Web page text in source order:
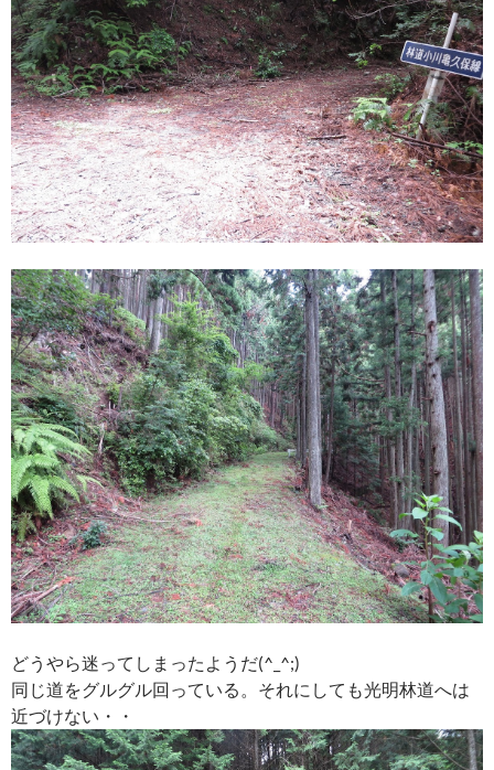
どうやら迷ってしまったようだ(^_^;)
同じ道をグルグル回っている。それにしても光明林道へは
近づけない・・